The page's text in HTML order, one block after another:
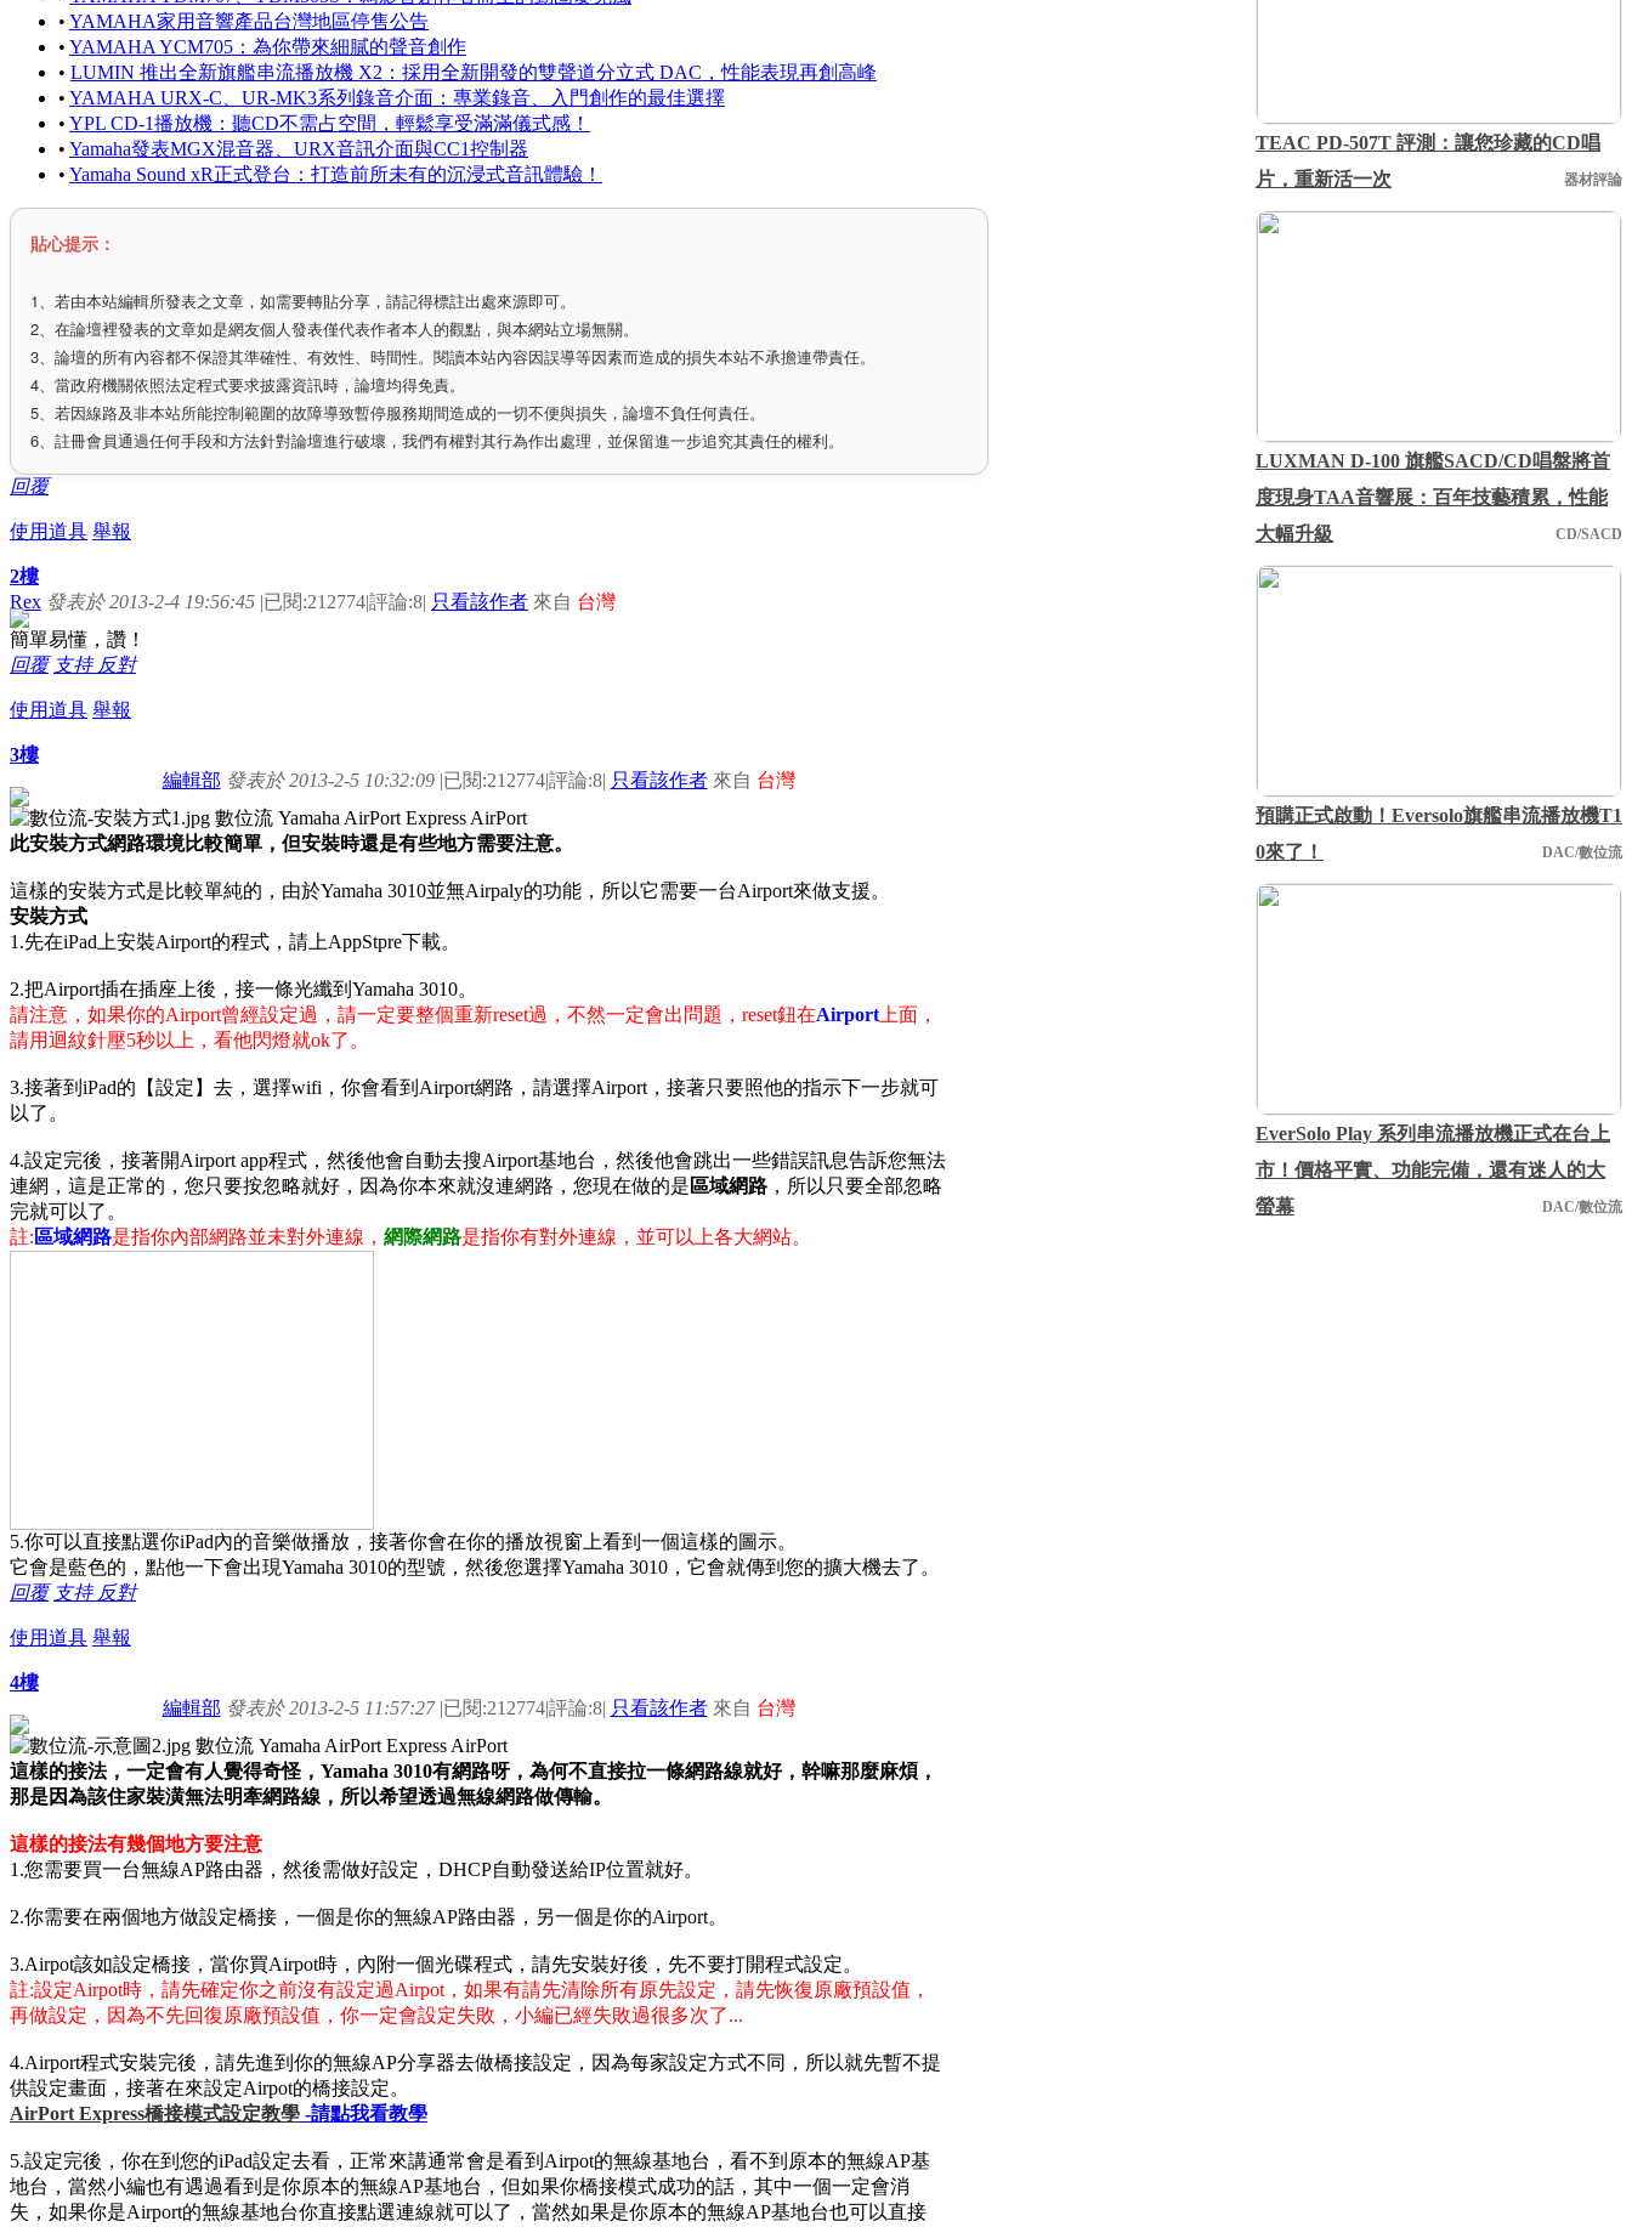
• YAMAHA家用音響產品台灣地區停售公告
• YAMAHA YCM705：為你帶來細膩的聲音創作
• LUMIN 推出全新旗艦串流播放機 X2：採用全新開發的雙聲道分立式 DAC，性能表現再創高峰
• YAMAHA URX-C、UR-MK3系列錄音介面：專業錄音、入門創作的最佳選擇
• YPL CD-1播放機：聽CD不需占空間，輕鬆享受滿滿儀式感！
• Yamaha發表MGX混音器、URX音訊介面與CC1控制器
• Yamaha Sound xR正式登台：打造前所未有的沉浸式音訊體驗！
貼心提示：
1、若由本站編輯所發表之文章，如需要轉貼分享，請記得標註出處來源即可。
2、在論壇裡發表的文章如是網友個人發表僅代表作者本人的觀點，與本網站立場無關。
3、論壇的所有內容都不保證其準確性、有效性、時間性。閱讀本站內容因誤導等因素而造成的損失本站不承擔連帶責任。
4、當政府機關依照法定程式要求披露資訊時，論壇均得免責。
5、若因線路及非本站所能控制範圍的故障導致暫停服務期間造成的一切不便與損失，論壇不負任何責任。
6、註冊會員通過任何手段和方法針對論壇進行破壞，我們有權對其行為作出處理，並保留進一步追究其責任的權利。
回覆
使用道具 舉報
2樓
Rex 發表於 2013-2-4 19:56:45 |已閱:212774|評論:8| 只看該作者 來自 台灣
簡單易懂，讚！
回覆 支持 反對
使用道具 舉報
3樓
編輯部 發表於 2013-2-5 10:32:09 |已閱:212774|評論:8| 只看該作者來自 台灣
此安裝方式網路環境比較簡單，但安裝時還是有些地方需要注意。
這樣的安裝方式是比較單純的，由於Yamaha 3010並無Airpaly的功能，所以它需要一台Airport來做支援。
安裝方式
1.先在iPad上安裝Airport的程式，請上AppStpre下載。
2.把Airport插在插座上後，接一條光纖到Yamaha 3010。
請注意，如果你的Airport曾經設定過，請一定要整個重新reset過，不然一定會出問題， reset鈕在Airport 上面，
請用迴紋針壓5秒以上，看他閃燈就ok了 。
3.接著到iPad的【設定】去，選擇wifi，你會看到Airport網路，請選擇Airport，接著只要照他的指示下一步就可
以了。
4.設定完後，接著開Airport app程式，然後他會自動去搜Airport基地台，然後他會跳出一些錯誤訊息告訴您無法
連網，這是正常的，您只要按忽略就好，因為你本來就沒連網路，您現在做的是 區域網路 ，所以只要全部忽略
完就可以了。
註: 區域網路是指你內部網路並未對外連線， 網際網路是指你有對外連線，並可以上各大網站。
5.你可以直接點選你iPad內的音樂做播放，接著你會在你的播放視窗上看到一個這樣的圖示。
它會是藍色的，點他一下會出現Yamaha 3010的型號，然後您選擇Yamaha 3010，它會就傳到您的擴大機去了。
回覆 支持 反對
使用道具 舉報
4樓
編輯部 發表於 2013-2-5 11:57:27 |已閱:212774|評論:8| 只看該作者來自 台灣
這樣的接法，一定會有人覺得奇怪，Yamaha 3010有網路呀，為何不直接拉一條網路線就好，幹嘛那麼麻煩，
那是因為該住家裝潢無法明牽網路線，所以希望透過無線網路做傳輸。
這樣的接法有幾個地方要注意
1.您需要買一台無線AP路由器，然後需做好設定，DHCP自動發送給IP位置就好。
2.你需要在兩個地方做設定橋接，一個是你的無線AP路由器，另一個是你的Airport。
3.Airpot該如設定橋接，當你買Airpot時，內附一個光碟程式，請先安裝好後，先不要打開程式設定。
註:設定Airpot時，請先確定你之前沒有設定過Airpot，如果有請先清除所有原先設定，請先恢復原廠預設值，
再做設定，因為不先回復原廠預設值，你一定會設定失敗，小編已經失敗過很多次了...
4.Airport程式安裝完後，請先進到你的無線AP分享器去做橋接設定，因為每家設定方式不同，所以就先暫不提
供設定畫面，接著在來設定Airpot的橋接設定。
AirPort Express橋接模式設定教學 -請點我看教學
5.設定完後，你在到您的iPad設定去看，正常來講通常會是看到Airpot的無線基地台，看不到原本的無線AP基
地台，當然小編也有遇過看到是你原本的無線AP基地台，但如果你橋接模式成功的話，其中一個一定會消
失，如果你是Airport的無線基地台你直接點選連線就可以了，當然如果是你原本的無線AP基地台也可以直接
TEAC PD-507T 評測：讓您珍藏的CD唱
片，重新活一次
器材評論
LUXMAN D-100 旗艦SACD/CD唱盤將首
度現身TAA音響展：百年技藝積累，性能
大幅升級
CD/SACD
預購正式啟動！Eversolo旗艦串流播放機T1
0來了！
DAC/數位流
EverSolo Play 系列串流播放機正式在台上
市！價格平實、功能完備，還有迷人的大
螢幕
DAC/數位流